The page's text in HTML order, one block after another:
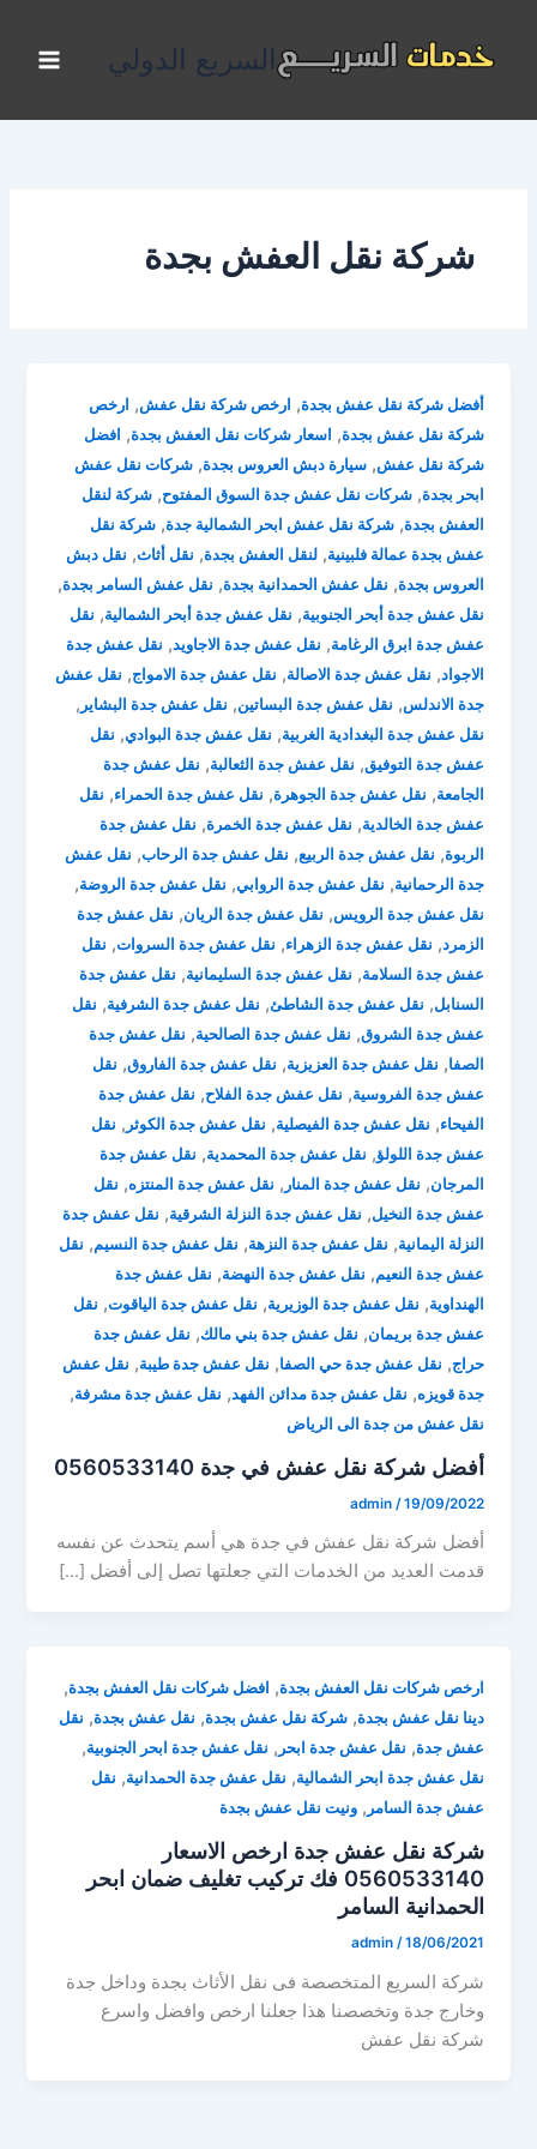
المحتوى
السريع الدولي
شركة نقل العفش بجدة
أفضل شركة نقل عفش بجدة, ارخص شركة نقل عفش, ارخص
شركة نقل عفش بجدة, اسعار شركات نقل العفش بجدة, افضل
شركة نقل عفش,سيارة دبش العروس بجدة,شركات نقل عفش
ابحر بجدة,شركات نقل عفش جدة السوق المفتوح,شركة لنقل
العفش بجدة,شركة نقل عفش ابحر الشمالية جدة,شركة نقل
عفش بجدة عمالة فلبينية,لنقل العفش بجدة, نقل أثاث, نقل دبش
العروس بجدة, نقل عفش الحمدانية بجدة, نقل عفش السامر بجدة,
نقل عفش جدة أبحر الجنوبية, نقل عفش جدة أبحر الشمالية, نقل
عفش جدة ابرق الرغامة, نقل عفش جدة الاجاويد, نقل عفش جدة
الاجواد, نقل عفش جدة الاصالة, نقل عفش جدة الامواج, نقل عفش
جدة الاندلس, نقل عفش جدة البساتين, نقل عفش جدة البشاير ,
نقل عفش جدة البغدادية الغربية, نقل عفش جدة البوادي, نقل
عفش جدة التوفيق, نقل عفش جدة الثعالبة, نقل عفش جدة
الجامعة, نقل عفش جدة الجوهرة, نقل عفش جدة الحمراء, نقل
عفش جدة الخالدية, نقل عفش جدة الخمرة, نقل عفش جدة
الربوة, نقل عفش جدة الربيع, نقل عفش جدة الرحاب, نقل عفش
جدة الرحمانية, نقل عفش جدة الروابي, نقل عفش جدة الروضة,
نقل عفش جدة الرويس, نقل عفش جدة الريان, نقل عفش جدة
الزمرد, نقل عفش جدة الزهراء, نقل عفش جدة السروات, نقل
عفش جدة السلامة, نقل عفش جدة السليمانية, نقل عفش جدة
السنابل, نقل عفش جدة الشاطئ, نقل عفش جدة الشرفية, نقل
عفش جدة الشروق, نقل عفش جدة الصالحية, نقل عفش جدة
الصفا, نقل عفش جدة العزيزية, نقل عفش جدة الفاروق, نقل
عفش جدة الفروسية, نقل عفش جدة الفلاح, نقل عفش جدة
الفيحاء, نقل عفش جدة الفيصلية, نقل عفش جدة الكوثر , نقل
عفش جدة اللولؤ, نقل عفش جدة المحمدية, نقل عفش جدة
المرجان, نقل عفش جدة المنار , نقل عفش جدة المنتزه, نقل
عفش جدة النخيل, نقل عفش جدة النزلة الشرقية, نقل عفش جدة
النزلة اليمانية, نقل عفش جدة النزهة, نقل عفش جدة النسيم, نقل
عفش جدة النعيم, نقل عفش جدة النهضة, نقل عفش جدة
الهنداوية, نقل عفش جدة الوزيرية, نقل عفش جدة الياقوت, نقل
عفش جدة بريمان, نقل عفش جدة بني مالك, نقل عفش جدة
حراج, نقل عفش جدة حي الصفا, نقل عفش جدة طيبة, نقل عفش
جدة قويزه, نقل عفش جدة مدائن الفهد, نقل عفش جدة مشرفة,
نقل عفش من جدة الى الرياض
أفضل شركة نقل عفش في جدة 0560533140
admin /19/09/2022
أفضل شركة نقل عفش في جدة هي أسم يتحدث عن نفسه
قدمت العديد من الخدمات التي جعلتها تصل إلى أفضل […]
ارخص شركات نقل العفش بجدة, افضل شركات نقل العفش بجدة,
دينا نقل عفش بجدة,شركة نقل عفش بجدة, نقل عفش بجدة, نقل
عفش جدة, نقل عفش جدة ابحر , نقل عفش جدة ابحر الجنوبية,
نقل عفش جدة ابحر الشمالية, نقل عفش جدة الحمدانية, نقل
عفش جدة السامر ,ونيت نقل عفش بجدة
شركة نقل عفش جدة ارخص الاسعار
0560533140 فك تركيب تغليف ضمان ابحر
الحمدانية السامر
admin /18/06/2021
شركة السريع المتخصصة فى نقل الأثاث بجدة وداخل جدة
وخارج جدة وتخصصنا هذا جعلنا ارخص وافضل واسرع
شركة نقل عفش